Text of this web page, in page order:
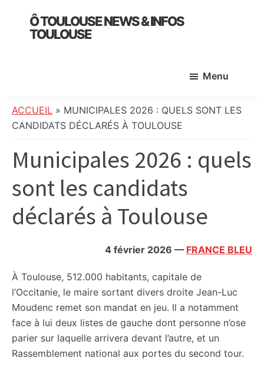
primary
Ô TOULOUSE NEWS & INFOS
TOULOUSE
:
info
société,
culture,
politique,
faits
citoyennes
Menu
ACCUEIL » MUNICIPALES 2026 : QUELS SONT LES
CANDIDATS DÉCLARÉS À TOULOUSE
Municipales 2026 : quels
sont les candidats
déclarés à Toulouse
4 février 2026 — FRANCE BLEU
À Toulouse, 512.000 habitants, capitale de
l’Occitanie, le maire sortant divers droite Jean-Luc
Moudenc remet son mandat en jeu. Il a notamment
face à lui deux listes de gauche dont personne n’ose
parier sur laquelle arrivera devant l’autre, et un
Rassemblement national aux portes du second tour.